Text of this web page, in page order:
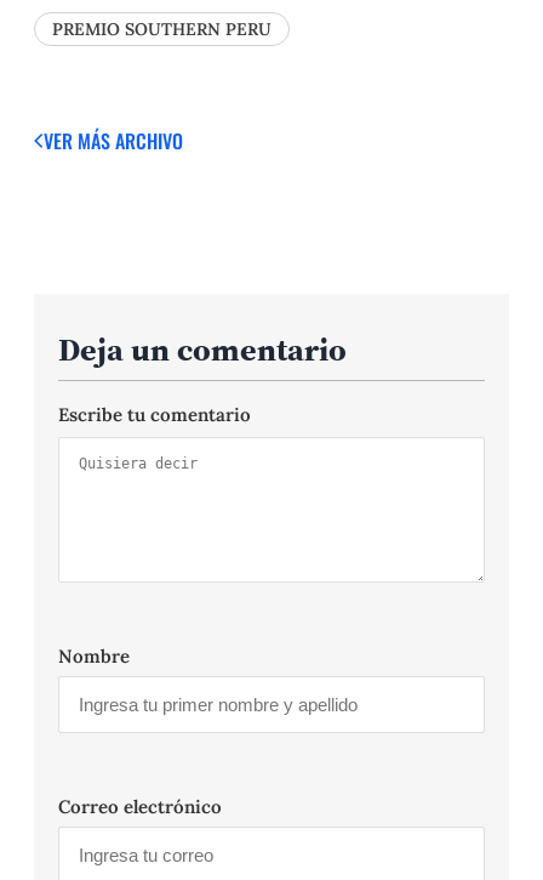
PREMIO SOUTHERN PERU
VER MÁSARCHIVO
Deja un comentario
Escribe tu comentario
Nombre
Correo electrónico